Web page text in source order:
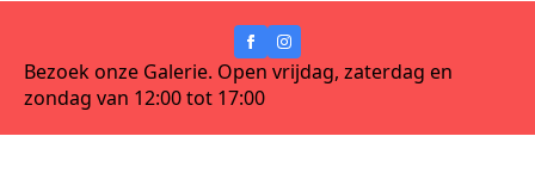
Bezoek onze Galerie. Open vrijdag, zaterdag en
zondag van 12:00 tot 17:00